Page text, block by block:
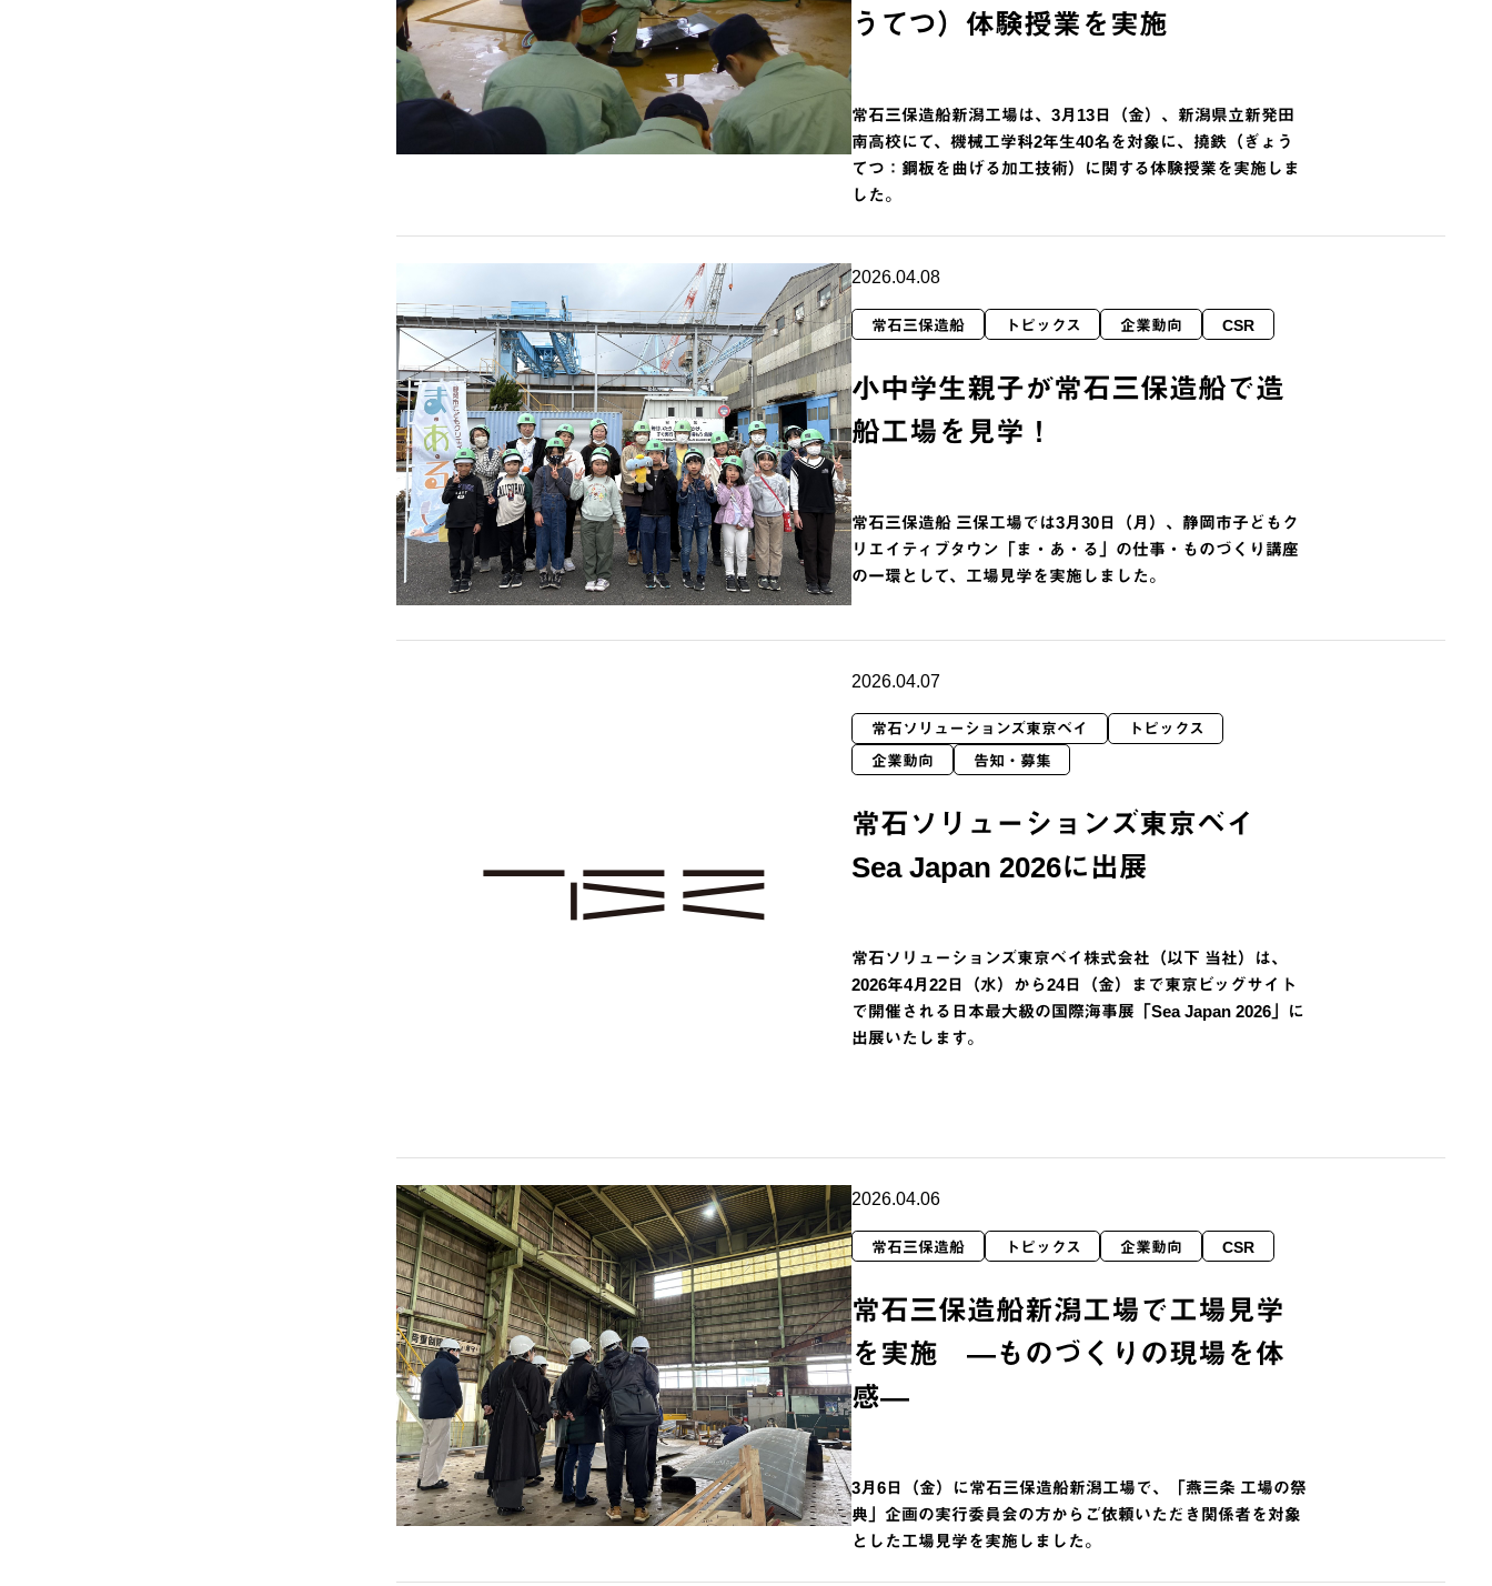
うてつ）体験授業を実施
常石三保造船新潟工場は、3月13日（金）、新潟県立新発田
南高校にて、機械工学科2年生40名を対象に、撓鉄（ぎょう
てつ：鋼板を曲げる加工技術）に関する体験授業を実施しま
した。
2026.04.08
常石三保造船 トピックス 企業動向 CSR
小中学生親子が常石三保造船で造
船工場を見学！
常石三保造船 三保工場では3月30日（月）、静岡市子どもク
リエイティブタウン「ま・あ・る」の仕事・ものづくり講座
の一環として、工場見学を実施しました。
2026.04.07
常石ソリューションズ東京ベイ
トピックス
企業動向
告知・募集
常石ソリューションズ東京ベイ
Sea Japan 2026に出展
常石ソリューションズ東京ベイ株式会社（以下 当社）は、
2026年4月22日（水）から24日（金）まで東京ビッグサイト
で開催される日本最大級の国際海事展「Sea Japan 2026」に
出展いたします。
2026.04.06
常石三保造船 トピックス 企業動向 CSR
常石三保造船新潟工場で工場見学
を実施 ―ものづくりの現場を体
感―
3月6日（金）に常石三保造船新潟工場で、「燕三条 工場の祭
典」企画の実行委員会の方からご依頼いただき関係者を対象
とした工場見学を実施しました。